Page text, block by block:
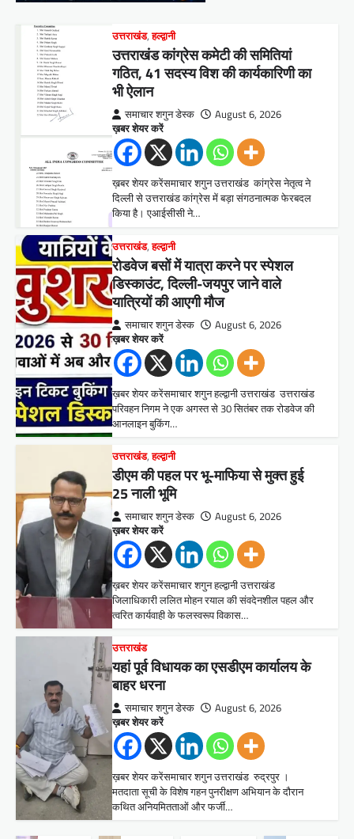
उत्तराखंड,हल्द्वानी
उत्तराखंड कांग्रेस कमेटी की समितियां
गठित, 41 सदस्य विश की कार्यकारिणी का
भी ऐलान
समाचार शगुन डेस्क August 6, 2026
ख़बर शेयर करें
ख़बर शेयर करेंसमाचार शगुन उत्तराखंड कांग्रेस नेतृत्व ने
दिल्ली से उत्तराखंड कांग्रेस में बड़ा संगठनात्मक फेरबदल
किया है। एआईसीसी ने…
उत्तराखंड,हल्द्वानी
रोडवेज बसों में यात्रा करने पर स्पेशल
डिस्काउंट, दिल्ली-जयपुर जाने वाले
यात्रियों की आएगी मौज
समाचार शगुन डेस्क August 6, 2026
ख़बर शेयर करें
ख़बर शेयर करेंसमाचार शगुन हल्द्वानी उत्तराखंड उत्तराखंड
परिवहन निगम ने एक अगस्त से 30 सितंबर तक रोडवेज की
आनलाइन बुकिंग…
उत्तराखंड,हल्द्वानी
डीएम की पहल पर भू-माफिया से मुक्त हुई
25 नाली भूमि
समाचार शगुन डेस्क August 6, 2026
ख़बर शेयर करें
ख़बर शेयर करेंसमाचार शगुन हल्द्वानी उत्तराखंड
जिलाधिकारी ललित मोहन रयाल की संवदेनशील पहल और
त्वरित कार्यवाही के फलस्वरूप विकास…
उत्तराखंड
यहां पूर्व विधायक का एसडीएम कार्यालय के
बाहर धरना
समाचार शगुन डेस्क August 6, 2026
ख़बर शेयर करें
ख़बर शेयर करेंसमाचार शगुन उत्तराखंड रुद्रपुर ।
मतदाता सूची के विशेष गहन पुनरीक्षण अभियान के दौरान
कथित अनियमितताओं और फर्जी…